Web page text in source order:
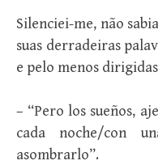
Silenciei-me, não
suas derradeiras
e pelo me­nos
– “Pero los sueños,
cada noche/con
asombrarlo”.